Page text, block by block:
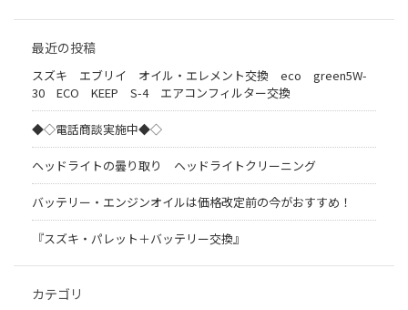
最近の投稿
スズキ エブリイ オイル・エレメント交換 eco green5W-
30 ECO KEEP S-4 エアコンフィルター交換
◆◇電話商談実施中◆◇
ヘッドライトの曇り取り ヘッドライトクリーニング
バッテリー・エンジンオイルは価格改定前の今がおすすめ！
『スズキ・パレット＋バッテリー交換』
カテゴリ